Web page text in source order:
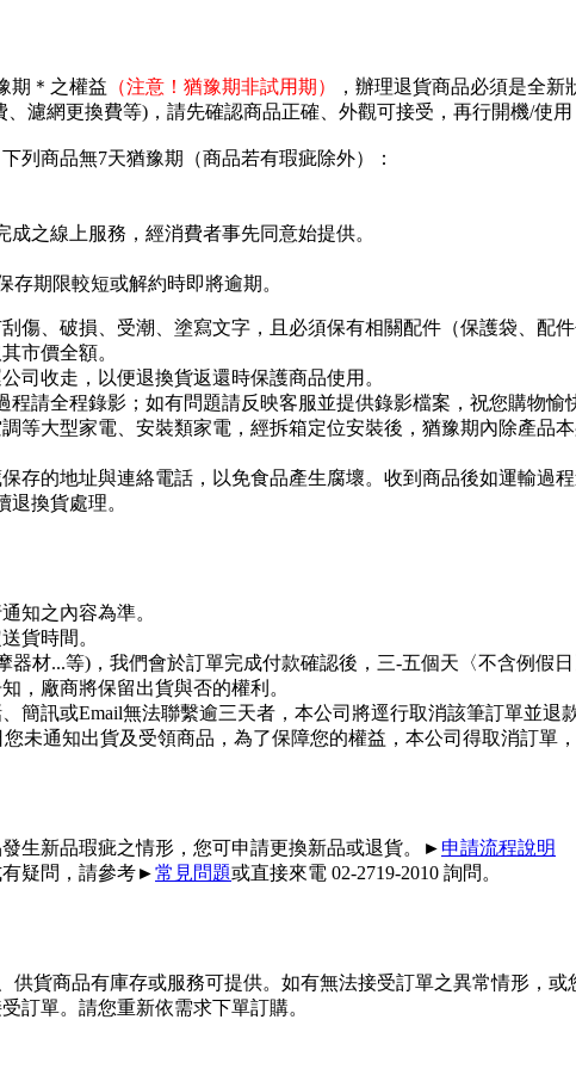
期＊之權益 （注意！猶豫期非試用期）
，辦理退貨商品必須是全
濾網更換費等)，請先確認商品正確、外觀可接受，再行開機/使用
列商品無7天猶豫期（商品若有瑕疵除外）：
之線上服務，經消費者事先同意始提供。
期限較短或解約時即將逾期。
傷、破損、受潮、塗寫文字，且必須保有相關配件（保護袋、配
市價全額。
司收走，以便退換貨返還時保護商品使用。
請全程錄影；如有問題請反映客服並提供錄影檔案，祝您購物愉
等大型家電、安裝類家電，經拆箱定位安裝後，猶豫期內除產品
存的地址與連絡電話，以免食品產生腐壞。收到商品後如運輸過
換貨處理。
知之內容為準。
貨時間。
材...等)，我們會於訂單完成付款確認後，三-五個天〈不含例假
，廠商將保留出貨與否的權利。
簡訊或Email無法聯繫逾三天者，本公司將逕行取消該筆訂單並退款
未通知出貨及受領商品，為了保障您的權益，本公司得取消訂單
生新品瑕疵之情形，您可申請更換新品或退貨。► 申請流程說明
疑問，請參考►常見問題或直接來電 02-2719-2010 詢問。
供貨商品有庫存或服務可提供。如有無法接受訂單之異常情形，
訂單。請您重新依需求下單訂購。